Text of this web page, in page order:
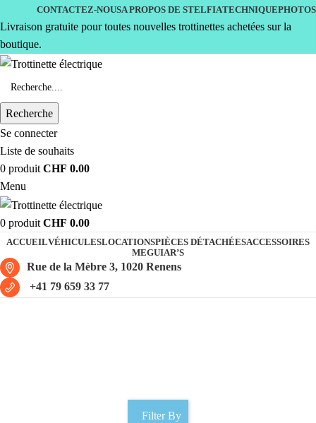
CONTACTEZ-NOUSA PROPOS DE STELFIATECHNIQUEPHOTOS
Livraison gratuite pour toutes nouvelles trottinettes achetées sur la
boutique.
Recherche
Se connecter
Liste de souhaits
0 produit CHF 0.00
Menu
0 produit CHF 0.00
ACCUEILVÉHICULESLOCATIONSPIÈCES DÉTACHÉESACCESSOIRES
MEGUIAR’S
Rue de la Mèbre 3, 1020 Renens
+41 79 659 33 77
Filter By